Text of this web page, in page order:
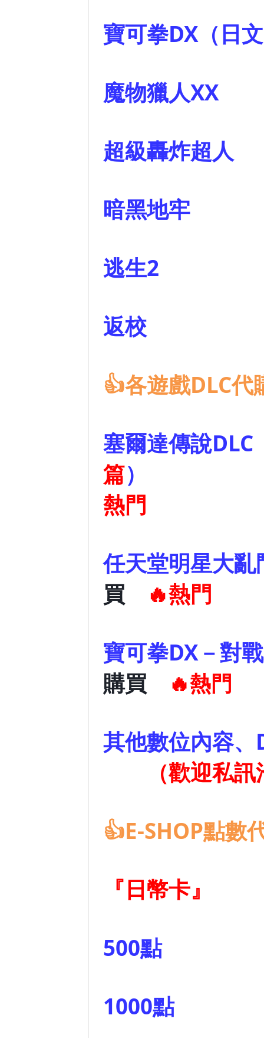
寶可拳DX（
魔物獵人
超級轟炸
暗黑
逃生
返
👍各遊戲DLC代
塞爾達傳說DLC
篇
熱門
任天堂明星大
買
🔥熱門
寶可拳DX－
購買
🔥熱門
其他
（歡迎私
👍E-SHOP點數
『日幣卡』
500點
1000點